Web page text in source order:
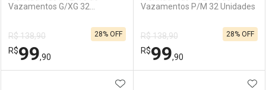
Vazamentos G/XG 32
R$ 138,90
R$99,90
28% OFF
Vazamentos P/M 32 Unidades
R$ 138,90
R$99,90
28% OFF
ADICIONAR AOS FAVORITOS